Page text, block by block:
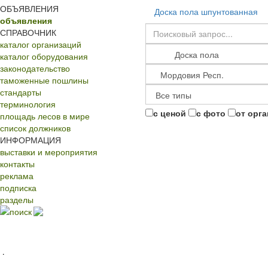
ОБЪЯВЛЕНИЯ
объявления
СПРАВОЧНИК
каталог организаций
каталог оборудования
законодательство
таможенные пошлины
стандарты
терминология
площадь лесов в мире
список должников
ИНФОРМАЦИЯ
выставки и мероприятия
контакты
реклама
подписка
разделы
поиск
Доска пола шпунтованная
с ценой с фото от